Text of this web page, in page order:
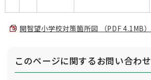
開智望小学校対策箇所図 （PDF 4.1MB）
このページに関するお問い合わせ